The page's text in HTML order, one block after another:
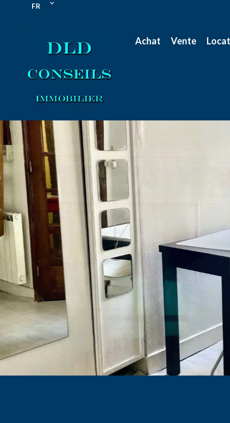
FR
Achat Vente